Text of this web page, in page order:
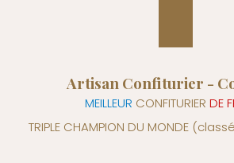
Artisan Confiturier -
MEILLEUR CONFITURIER DE
TRIPLE CHAMPION DU MONDE